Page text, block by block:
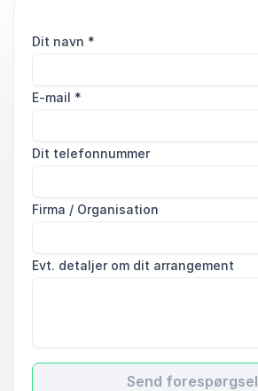
Dit navn *
E-mail *
Dit telefonnummer
Firma / Organisation
Evt. detaljer om dit arrangement
Send forespørgsel